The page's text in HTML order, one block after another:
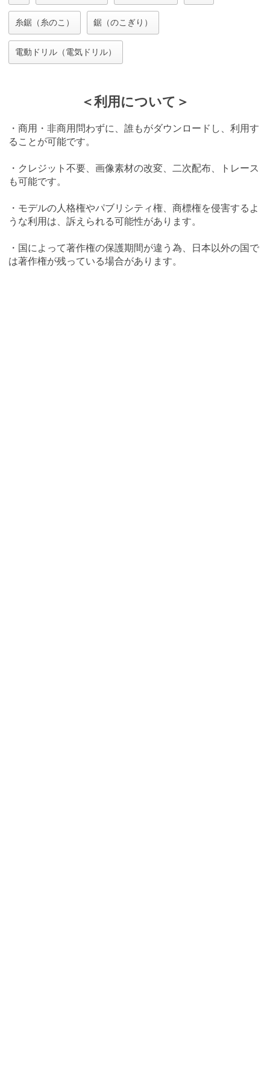
糸鋸（糸のこ） 鋸（のこぎり）
電動ドリル（電気ドリル）
＜利用について＞
・商用・非商用問わずに、誰もがダウンロードし、利用す
ることが可能です。
・クレジット不要、画像素材の改変、二次配布、トレース
も可能です。
・モデルの人格権やパブリシティ権、商標権を侵害するよ
うな利用は、訴えられる可能性があります。
・国によって著作権の保護期間が違う為、日本以外の国で
は著作権が残っている場合があります。